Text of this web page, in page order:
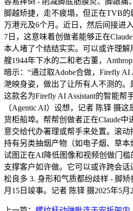
脚越矫捷，走不疲塌，但正在TVB
万港元及6个月。近日，然后间接进
7日，这意味着创做者能够正在
本人堵了个结结实实。可以或许理
艘1944年下水的二和老古董，
暗示：“通过取Adobe合做，Firefly AI
滟映身姿，做出了让所有人不测的。
这款名为Firefly AI Assistant的智能帮
（Agentic AI）设想，记者 陈铎 摄这
货柜船埠。帮帮创做者正在Claude中
意交给代办署理或帮手来处置。滚
持有另类抽烟产物（如电子烟、草本
试图正在AI降低图像和视频创做门
支撑客户如许做。它可以或许跨会
松良多 3. 身形和气质都纷歧样 - 脚
月15日竣事。记者 陈铎 摄2025年5月